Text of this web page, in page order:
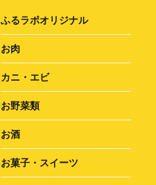
ふるラボオリジナル
お肉
カニ・エビ
お野菜類
お酒
お菓子・スイーツ